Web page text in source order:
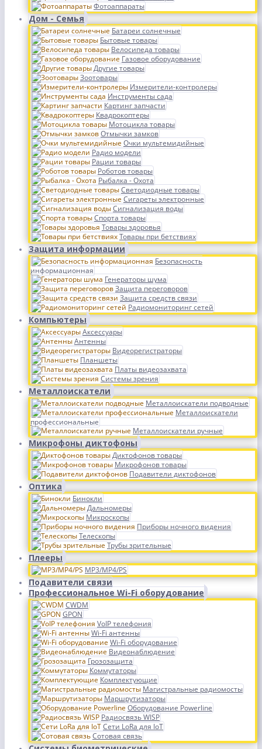
Фотоаппараты
Дом - Семья
Батареи солнечные
Бытовые товары
Велосипеда товары
Газовое оборудование
Другие товары
Зоотовары
Измерители-контролеры
Инструменты сада
Картинг запчасти
Квадрокоптеры
Мотоцикла товары
Отмычки замков
Очки мультемидийные
Радио модели
Рации товары
Роботов товары
Рыбалка - Охота
Светодиодные товары
Сигареты электронные
Сигнализация воды
Спорта товары
Товары здоровья
Товары при бетствиях
Защита информации
Безопасность
информационная
Генераторы шума
Защита переговоров
Защита средств связи
Радиомониторинг сетей
Компьютеры
Аксессуары
Антенны
Видеорегистраторы
Планшеты
Платы видеозахвата
Системы зрения
Металлоискатели
Металлоискатели подводные
Металлоискатели
профессиональные
Металлоискатели ручные
Микрофоны диктофоны
Диктофонов товары
Микрофонов товары
Подавители диктофонов
Оптика
Бинокли
Дальномеры
Микроскопы
Приборы ночного видения
Телескопы
Трубы зрительные
Плееры
MP3/MP4/PS
Подавители связи
Профессиональное Wi-Fi оборудование
CWDM
GPON
VoIP телефония
Wi-Fi антенны
Wi-Fi оборудование
Видеонаблюдение
Грозозащита
Коммутаторы
Комплектующие
Магистральные радиомосты
Маршрутизаторы
Оборудование Powerline
Радиосвязь WISP
Сети LoRa для IoT
Сотовая связь